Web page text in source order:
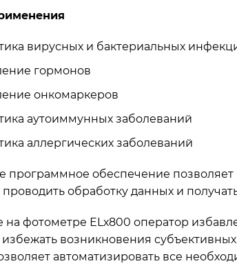
вирусных и бактериальных
гормонов
онкомаркеров
аутоиммунных заболеваний
аллергических заболеваний
программное обеспечение
обработку данных и
на фотометре ЕLх800 оператор
возникновения
автоматизировать все